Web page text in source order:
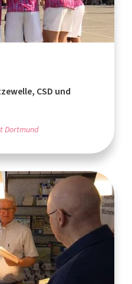
CSD und
Dortmund